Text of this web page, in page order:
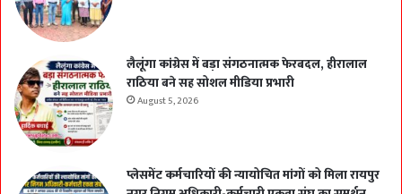
लैलूंगा कांग्रेस में बड़ा संगठनात्मक फेरबदल, हीरालाल
राठिया बने सह सोशल मीडिया प्रभारी
August 5, 2026
प्लेसमेंट कर्मचारियों की न्यायोचित मांगों को मिला रायपुर